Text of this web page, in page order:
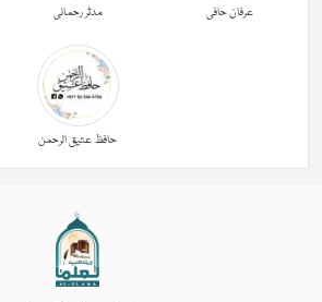
عرفان حافی مدثر رحمانی
حافظ عتیق الرحمن